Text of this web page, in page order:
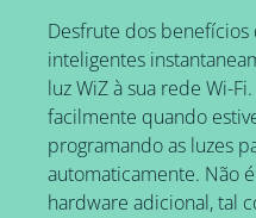
Desfrute dos
inteligentes
luz WiZ à sua rede Wi-
facilmente quando
programando as luzes
automaticamente. Não
hardware adicional, tal